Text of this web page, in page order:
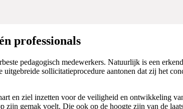
professionals
pedagogisch medewerkers. Natuurlijk is een
uitgebreide sollicitatieprocedure aantonen dat zij het
en ziel inzetten voor de veiligheid en ontwikkeling
zijn gemak voelt. Die ook op de hoogte zijn van de